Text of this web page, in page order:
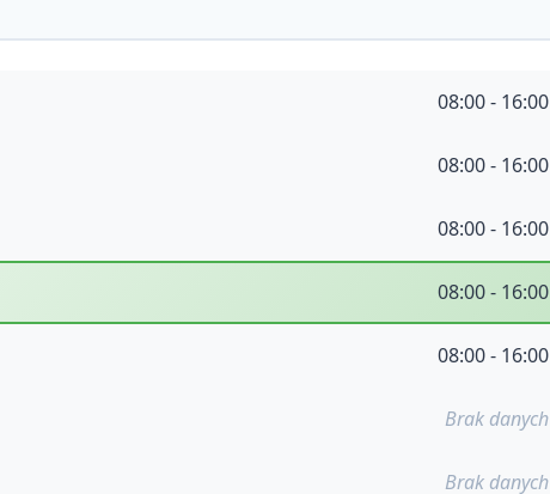
08:00 - 16:00
08:00 - 16:00
08:00 - 16:00
08:00 - 16:00
08:00 - 16:00
Brak danych
Brak danych